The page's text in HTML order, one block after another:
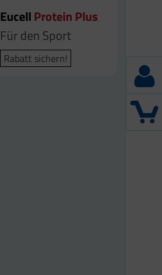
EucellProtein Plus
Für den Sport
Rabatt sichern!